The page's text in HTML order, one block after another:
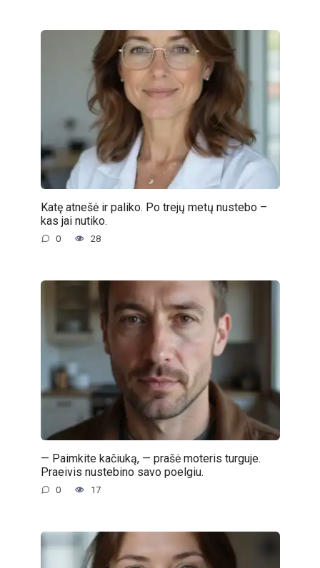
Katę atnešė ir paliko. Po trejų metų nustebo –
kas jai nutiko.
0 28
— Paimkite kačiuką, — prašė moteris turguje.
Praeivis nustebino savo poelgiu.
0 17